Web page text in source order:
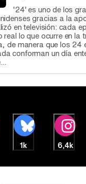
'24' es uno de los
gracias a la
en televisión: cada
lo que ocurre en la
de manera que los 24
conforman un día
1k 6,4k